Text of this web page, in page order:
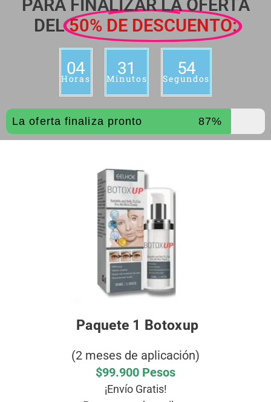
PARA FINALIZAR LA OFERTA
DEL50% DE DESCUENTO:
04
Horas
31
Minutos
53
Segundos
La oferta finaliza pronto 87%
Paquete 1 Botoxup
(2 meses de aplicación)
$99.900 Pesos
¡Envío Gratis!